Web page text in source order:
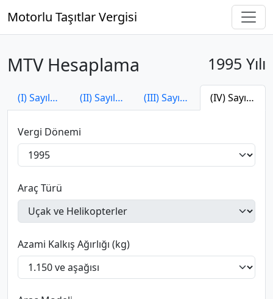
Motorlu Taşıtlar Vergisi
1995 Yılı
MTV Hesaplama
(I) Sayılı Tarife (II) Sayılı Tarife (III) Sayılı Tarife (IV) Sayılı Tarife
Vergi Dönemi
Araç Türü
Azami Kalkış Ağırlığı (kg)